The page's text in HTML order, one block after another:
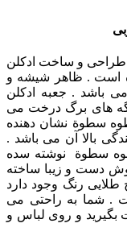
طراحی و ساخت ادکلن
است . ظاهر شیشه و
باشد . جعبه ادکلن
های برگ درخت می
سطوة نشان دهنده
بالا آن می باشد .
سطوة نوشته سده
دست و زیبا ساخته
رنگ وجود دارد
. شما به راحتی می
و روی لباس و